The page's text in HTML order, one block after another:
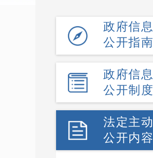
政府信息
公开指南
政府信息
公开制度
法定主动
公开内容